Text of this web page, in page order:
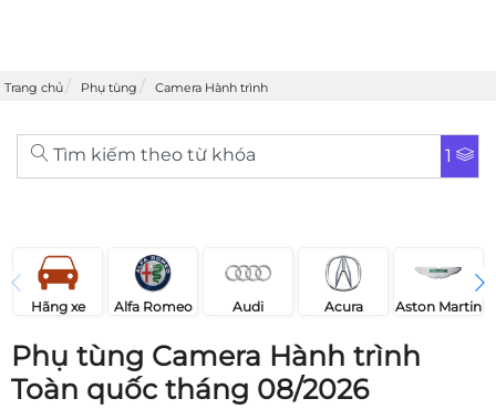
Trang chủ Phụ tùng Camera Hành trình
Tìm kiếm theo từ khóa 1
Hãng xe Alfa Romeo Audi Acura Aston Martin
Phụ tùng Camera Hành trình
Toàn quốc tháng 08/2026